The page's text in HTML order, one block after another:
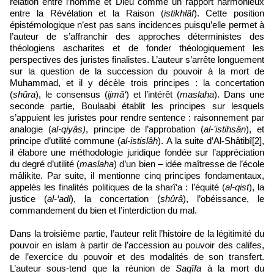
entre la Révélation et la Raison (istikhlâf). Cette position
épistémologique n’est pas sans incidences puisqu’elle permet à
l’auteur de s’affranchir des approches déterministes des
théologiens ascharites et de fonder théologiquement les
perspectives des juristes finalistes. L’auteur s’arrête longuement
sur la question de la succession du pouvoir à la mort de
Muhammad, et il y décèle trois principes : la concertation
(shûra), le consensus (ijmâ‘) et l’intérêt (maslaha). Dans une
seconde partie, Boulaabi établit les principes sur lesquels
s’appuient les juristes pour rendre sentence : raisonnement par
analogie (al-qiyâs), principe de l’approbation (al-’istihsân), et
principe d’utilité commune (al-istislâh). A la suite d’Al-Shâtibî[2],
il élabore une méthodologie juridique fondée sur l’appréciation
du degré d’utilité (maslaha) d’un bien – idée maîtresse de l’école
mâlikite. Par suite, il mentionne cinq principes fondamentaux,
appelés les finalités politiques de la sharî‘a : l’équité (al-qist), la
justice (al-‘adl), la concertation (shûrâ), l’obéissance, le
commandement du bien et l’interdiction du mal.
Dans la troisième partie, l’auteur relit l’histoire de la légitimité du
pouvoir en islam à partir de l’accession au pouvoir des califes,
de l’exercice du pouvoir et des modalités de son transfert.
L’auteur sous-tend que la réunion deSaqîfa à la mort du